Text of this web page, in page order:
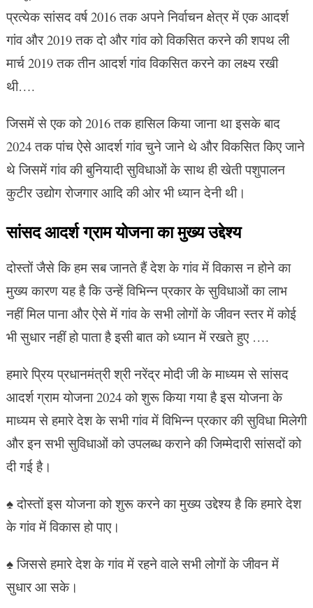
प्रत्येक सांसद वर्ष 2016 तक अपने निर्वाचन क्षेत्र में एक आदर्श
गांव और 2019 तक दो और गांव को विकसित करने की शपथ ली
मार्च 2019 तक तीन आदर्श गांव विकसित करने का लक्ष्य रखी
थी….
जिसमें से एक को 2016 तक हासिल किया जाना था इसके बाद
2024 तक पांच ऐसे आदर्श गांव चुने जाने थे और विकसित किए जाने
थे जिसमें गांव की बुनियादी सुविधाओं के साथ ही खेती पशुपालन
कुटीर उद्योग रोजगार आदि की ओर भी ध्यान देनी थी।
सांसद आदर्श ग्राम योजना का मुख्य उद्देश्य
दोस्तों जैसे कि हम सब जानते हैं देश के गांव में विकास न होने का
मुख्य कारण यह है कि उन्हें विभिन्न प्रकार के सुविधाओं का लाभ
नहीं मिल पाना और ऐसे में गांव के सभी लोगों के जीवन स्तर में कोई
भी सुधार नहीं हो पाता है इसी बात को ध्यान में रखते हुए ….
हमारे प्रिय प्रधानमंत्री श्री नरेंद्र मोदी जी के माध्यम से सांसद
आदर्श ग्राम योजना 2024 को शुरू किया गया है इस योजना के
माध्यम से हमारे देश के सभी गांव में विभिन्न प्रकार की सुविधा मिलेगी
और इन सभी सुविधाओं को उपलब्ध कराने की जिम्मेदारी सांसदों को
दी गई है।
♠ दोस्तों इस योजना को शुरू करने का मुख्य उद्देश्य है कि हमारे देश
के गांव में विकास हो पाए।
♠ जिससे हमारे देश के गांव में रहने वाले सभी लोगों के जीवन में
सुधार आ सके।